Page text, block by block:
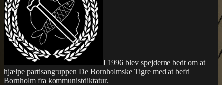
I 1996 blev spejderne bedt om at
hjælpe partisangruppen De Bornholmske Tigre med at befri
Bornholm fra kommunistdiktatur.